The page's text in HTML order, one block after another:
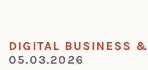
DIGITAL BUSINESS
05.03.2026